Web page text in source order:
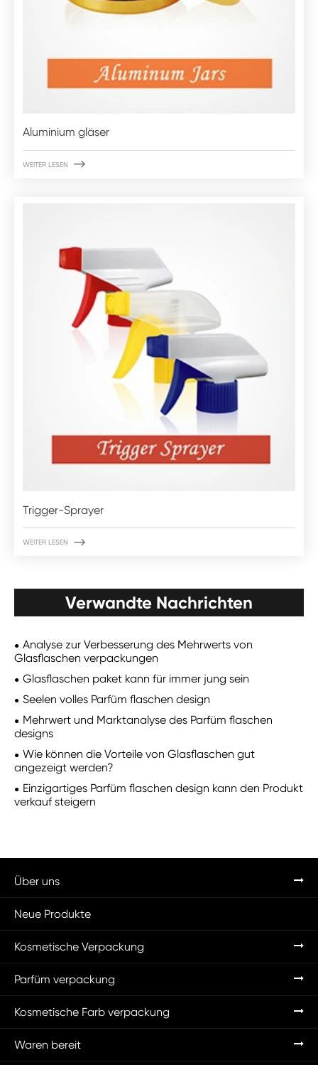
Aluminium gläser
WEITER LESEN 
Trigger-Sprayer
WEITER LESEN 
Verwandte Nachrichten
Analyse zur Verbesserung des Mehrwerts von
Glasflaschen verpackungen
Glasflaschen paket kann für immer jung sein
Seelen volles Parfüm flaschen design
Mehrwert und Marktanalyse des Parfüm flaschen
designs
Wie können die Vorteile von Glasflaschen gut
angezeigt werden?
Einzigartiges Parfüm flaschen design kann den Produkt
verkauf steigern
Über uns
Neue Produkte
Kosmetische Verpackung
Parfüm verpackung
Kosmetische Farb verpackung
Waren bereit